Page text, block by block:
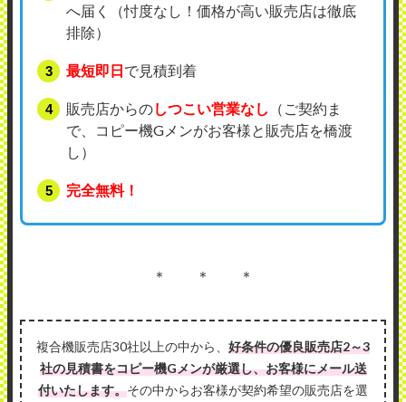
へ届く（忖度なし！価格が高い販売店は徹底
排除）
最短即日で見積到着
販売店からのしつこい営業なし
（ご契約ま
で、コピー機Gメンがお客様と販売店を橋渡
し）
完全無料！
＊ ＊ ＊
複合機販売店30社以上の中から、 好条件の優良販売店2～3
社の見積書をコピー機Gメンが厳選し、お客様にメール送
付いたします。その中からお客様が契約希望の販売店を選